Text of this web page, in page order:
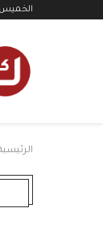
الخميس,